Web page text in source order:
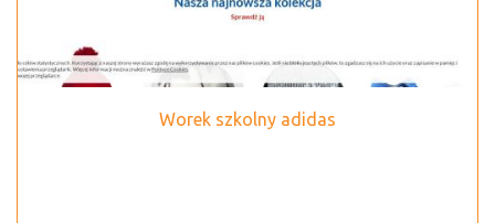
Worek szkolny adidas